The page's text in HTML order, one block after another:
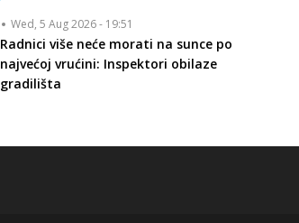
Wed, 5 Aug 2026 - 19:51
Radnici više neće morati na sunce po
najvećoj vrućini: Inspektori obilaze
gradilišta